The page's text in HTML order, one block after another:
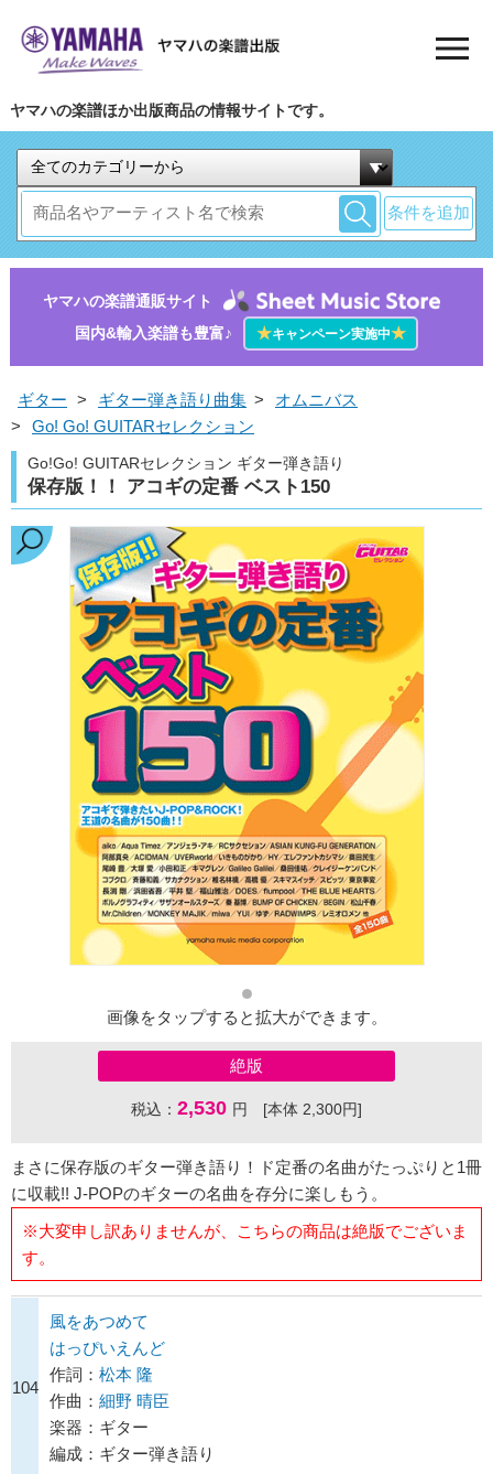
ヤマハの楽譜ほか出版商品の情報サイトです。
条件を追加
ヤマハの楽譜通販サイト
国内&輸入楽譜も豊富♪
★キャンペーン実施中★
ギター > ギター弾き語り曲集 >
オムニバス
>
Go! Go! GUITARセレクション
Go!Go! GUITARセレクション ギター弾き語り
保存版！！ アコギの定番 ベスト150
画像をタップすると拡大ができます。
絶版
税込： 2,530 円 [本体 2,300円]
まさに保存版のギター弾き語り！ド定番の名曲がたっぷりと1冊
に収載!! J-POPのギターの名曲を存分に楽しもう。
※大変申し訳ありませんが、こちらの商品は絶版でございま
す。
104
風をあつめて
はっぴいえんど
作詞： 松本 隆
作曲： 細野 晴臣
楽器：ギター
編成：ギター弾き語り